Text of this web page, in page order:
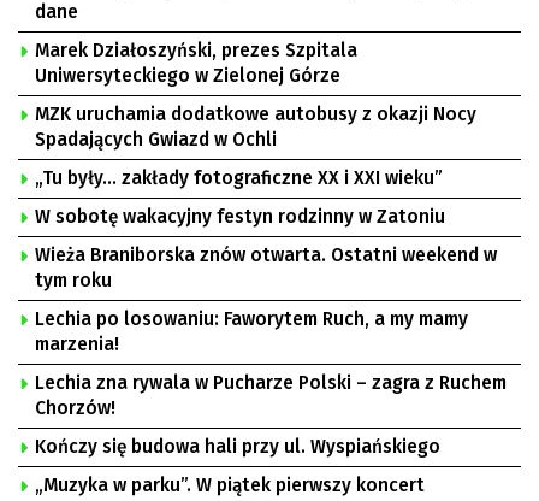
dane
Marek Działoszyński, prezes Szpitala
Uniwersyteckiego w Zielonej Górze
MZK uruchamia dodatkowe autobusy z okazji Nocy
Spadających Gwiazd w Ochli
„Tu były… zakłady fotograficzne XX i XXI wieku”
W sobotę wakacyjny festyn rodzinny w Zatoniu
Wieża Braniborska znów otwarta. Ostatni weekend w
tym roku
Lechia po losowaniu: Faworytem Ruch, a my mamy
marzenia!
Lechia zna rywala w Pucharze Polski – zagra z Ruchem
Chorzów!
Kończy się budowa hali przy ul. Wyspiańskiego
„Muzyka w parku”. W piątek pierwszy koncert